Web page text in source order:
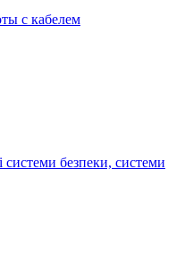
с кабелем